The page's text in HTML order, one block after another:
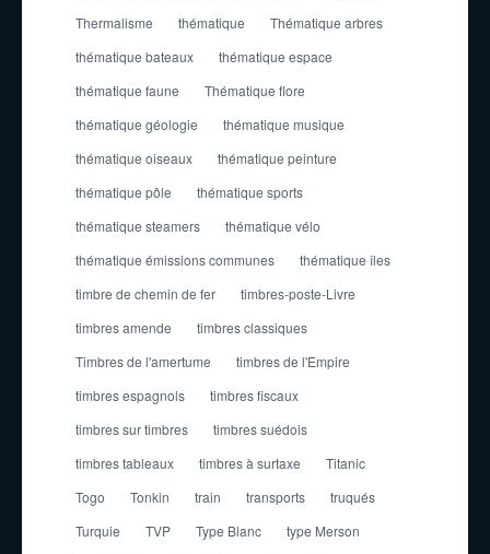
Thermalisme
thématique
Thématique arbres
thématique bateaux
thématique espace
thématique faune
Thématique flore
thématique géologie
thématique musique
thématique oiseaux
thématique peinture
thématique pôle
thématique sports
thématique steamers
thématique vélo
thématique émissions communes
thématique îles
timbre de chemin de fer
timbres-poste-Livre
timbres amende
timbres classiques
Timbres de l'amertume
timbres de l'Empire
timbres espagnols
timbres fiscaux
timbres sur timbres
timbres suédois
timbres tableaux
timbres à surtaxe
Titanic
Togo
Tonkin train transports
truqués
Turquie
TVP Type Blanc
type Merson